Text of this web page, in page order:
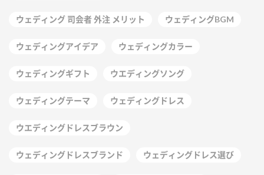
ウェディング 司会者 外注 メリット ウェディングBGM
ウェディングアイデア ウェディングカラー
ウェディングギフト ウエディングソング
ウェディングテーマ ウェディングドレス
ウエディングドレスブラウン
ウェディングドレスブランド ウェディングドレス選び